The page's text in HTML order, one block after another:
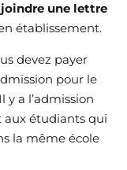
joindre une lettre
établissement.
devez payer
pour le
y a l’admission
aux étudiants qui
la même école